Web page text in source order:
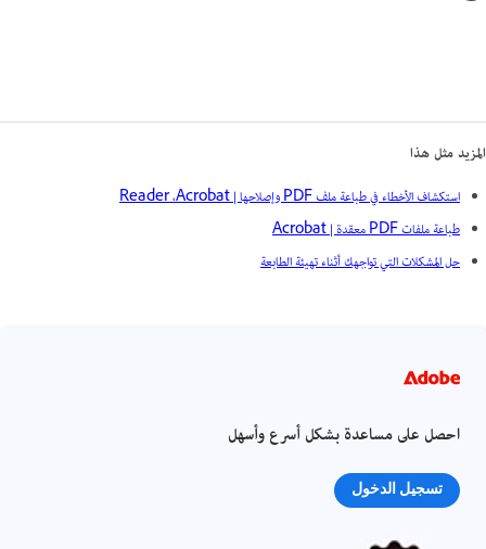
المزيد مثل هذا
استكشاف الأخطاء في طباعة ملف PDF وإصلاحها | Acrobat، ‏Reader
طباعة ملفات PDF معقدة | Acrobat
حل المشكلات التي تواجهك أثناء تهيئة الطابعة
احصل على مساعدة بشكل أسرع وأسهل
تسجيل الدخول